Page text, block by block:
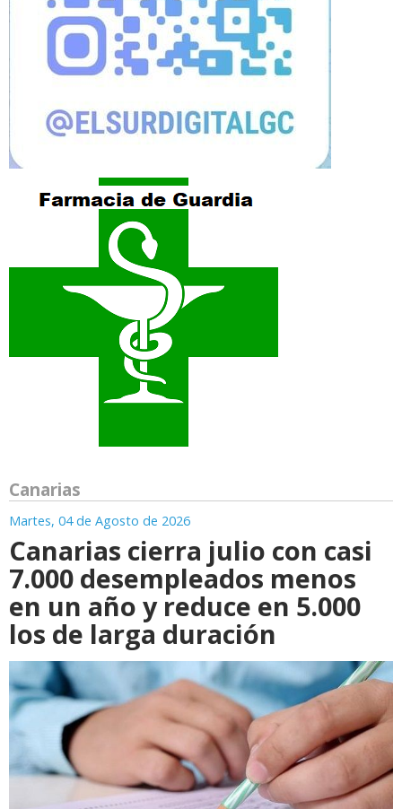
Canarias
Martes, 04 de Agosto de 2026
Canarias cierra julio con casi
7.000 desempleados menos
en un año y reduce en 5.000
los de larga duración